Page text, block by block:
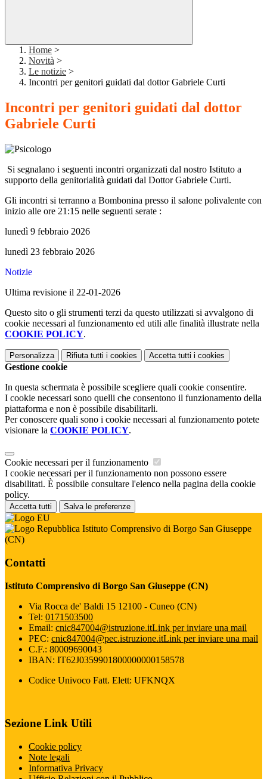
Home >
Novità >
Le notizie >
Incontri per genitori guidati dal dottor Gabriele Curti
Incontri per genitori guidati dal dottor
Gabriele Curti
Si segnalano i seguenti incontri organizzati dal nostro Istituto a
supporto della genitorialità guidati dal Dottor Gabriele Curti.
Gli incontri si terranno a Bombonina presso il salone polivalente con
inizio alle ore 21:15 nelle seguenti serate :
lunedì 9 febbraio 2026
lunedì 23 febbraio 2026
Notizie
Ultima revisione il 22-01-2026
Questo sito o gli strumenti terzi da questo utilizzati si avvalgono di
cookie necessari al funzionamento ed utili alle finalità illustrate nella
COOKIE POLICY.
Personalizza Rifiuta tutti i cookies Accetta tutti i cookies
Gestione cookie
In questa schermata è possibile scegliere quali cookie consentire.
I cookie necessari sono quelli che consentono il funzionamento della
piattaforma e non è possibile disabilitarli.
Per conoscere quali sono i cookie necessari al funzionamento potete
visionare la COOKIE POLICY.
Cookie necessari per il funzionamento
I cookie necessari per il funzionamento non possono essere
disabilitati. È possibile consultare l'elenco nella pagina della cookie
policy.
Accetta tutti Salva le preferenze
Istituto Comprensivo di Borgo San Giuseppe
(CN)
Contatti
Istituto Comprensivo di Borgo San Giuseppe (CN)
Via Rocca de' Baldi 15 12100 - Cuneo (CN)
Tel: 0171503500
Email: cnic847004@istruzione.itLink per inviare una mail
PEC: cnic847004@pec.istruzione.itLink per inviare una mail
C.F.: 80009690043
IBAN: IT62J0359901800000000158578
Codice Univoco Fatt. Elett: UFKNQX
Sezione Link Utili
Cookie policy
Note legali
Informativa Privacy